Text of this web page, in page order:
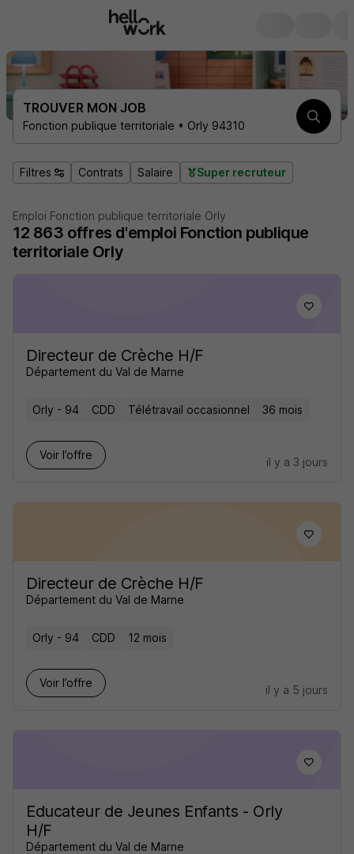
TROUVER MON JOB
Fonction publique territoriale • Orly 94310
Filtres Contrats Salaire Super recruteur
Emploi Fonction publique territoriale Orly
12 863 offres d'emploi Fonction publique
territoriale Orly
Directeur de Crèche H/F
Département du Val de Marne
Orly - 94 CDD Télétravail occasionnel 36 mois
Voir l’offre
il y a 3 jours
Directeur de Crèche H/F
Département du Val de Marne
Orly - 94 CDD 12 mois
Voir l’offre
il y a 5 jours
Educateur de Jeunes Enfants - Orly
H/F
Département du Val de Marne